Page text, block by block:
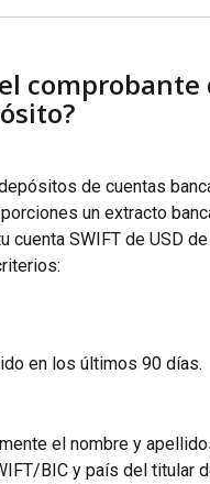
de cuentas
un extracto
cuenta SWIFT de USD
en los últimos 90 días.
el nombre y
BIC y país del titular